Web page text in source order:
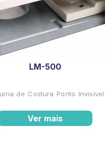
LM-500
de Costura Ponto Invisível
Ver mais